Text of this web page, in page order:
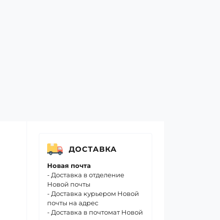
ДОСТАВКА
Новая почта
- Доставка в отделение
Новой почты
- Доставка курьером Новой
почты на адрес
- Доставка в почтомат Новой